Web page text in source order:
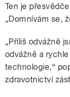
pause
Fiala.
Ten je
„Domnívám se,
„Příliš odvážně
odvážně a
technologie,“
zdravotnictví